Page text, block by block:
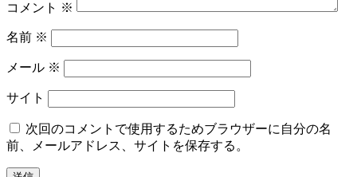
コメント ※
名前 ※
メール ※
サイト
次回のコメントで使用するためブラウザーに自分の名
前、メールアドレス、サイトを保存する。